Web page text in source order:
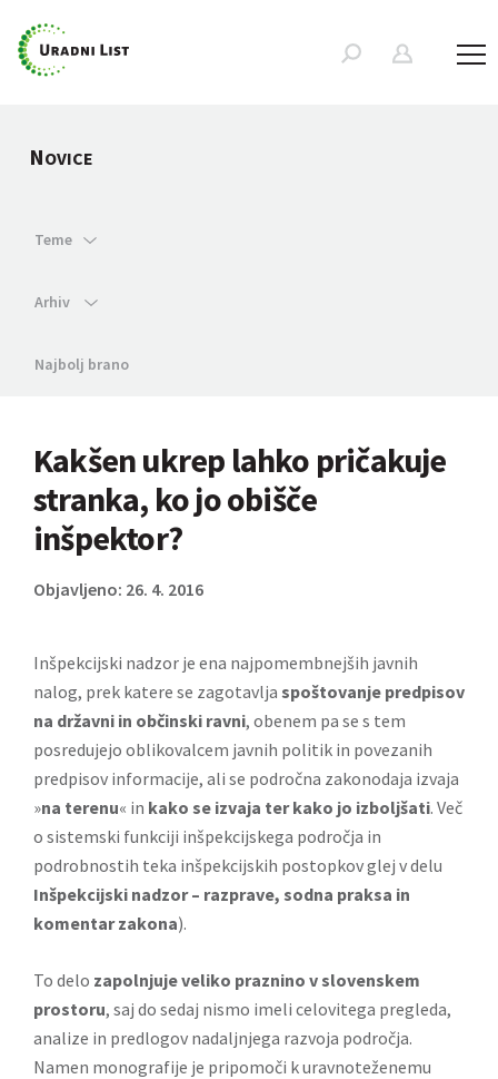
NOVICE
Teme
Arhiv
Najbolj brano
Kakšen ukrep lahko pričakuje
stranka, ko jo obišče
inšpektor?
Objavljeno: 26. 4. 2016
Inšpekcijski nadzor je ena najpomembnejših javnih
nalog, prek katere se zagotavlja spoštovanje predpisov
na državni in občinski ravni, obenem pa se s tem
posredujejo oblikovalcem javnih politik in povezanih
predpisov informacije, ali se področna zakonodaja izvaja
»na terenu« in kako se izvaja ter kako jo izboljšati. Več
o sistemski funkciji inšpekcijskega področja in
podrobnostih teka inšpekcijskih postopkov glej v delu
Inšpekcijski nadzor – razprave, sodna praksa in
komentar zakona).
To delo zapolnjuje veliko praznino v slovenskem
prostoru, saj do sedaj nismo imeli celovitega pregleda,
analize in predlogov nadaljnjega razvoja področja.
Namen monografije je pripomoči k uravnoteženemu